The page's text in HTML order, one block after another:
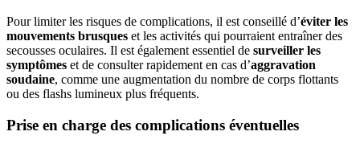
Pour limiter les risques de complications, il est conseillé d’éviter les
mouvements brusques et les activités qui pourraient entraîner des
secousses oculaires. Il est également essentiel de surveiller les
symptômes et de consulter rapidement en cas d’aggravation
soudaine, comme une augmentation du nombre de corps flottants
ou des flashs lumineux plus fréquents.
Prise en charge des complications éventuelles